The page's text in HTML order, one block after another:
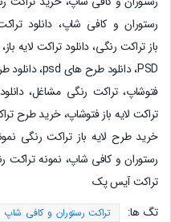
رستوران و کافی شاپ، دانلود
باز تراکت رنگی، دانلود تراکت لایه
فتوشاپ، تراکت رنگی مشاغل،
خرید طرح لایه باز تراکت رنگی
رستوران و کافی شاپ، نمونهتراکت
تراکت آیس پک
تگ ها:
تراکت رستوران و کافی شاپ